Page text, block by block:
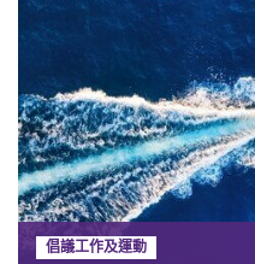
倡議工作及運動